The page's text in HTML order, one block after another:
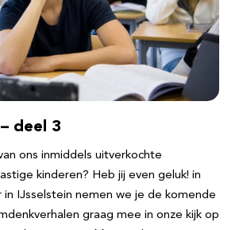
deel 3
ons inmiddels uitverkochte
kinderen? Heb jij even geluk! in
IJsselstein nemen we je de komende
graag mee in onze kijk op